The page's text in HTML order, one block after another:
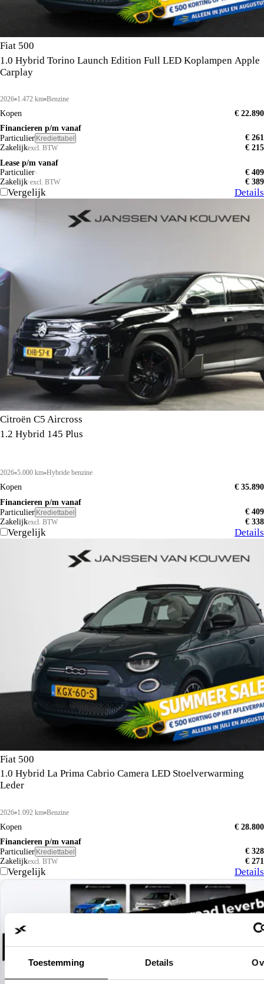
Toestemming Details
Fiat 500
1.0 Hybrid Torino Launch Edition Full LED Koplampen Apple
Carplay
2026 1.472 km Benzine
Kopen
€ 22.890
Financieren p/m vanaf
Particulier Krediettabel
€ 261
Zakelijkexcl. BTW
€ 215
Lease p/m vanaf
Particulier
€ 409
Zakelijk excl. BTW € 389
Vergelijk Details
Citroën C5 Aircross
1.2 Hybrid 145 Plus
2026 5.000 km Hybride benzine
Kopen
€ 35.890
Financieren p/m vanaf
Particulier Krediettabel
€ 409
Zakelijkexcl. BTW € 338
Vergelijk Details
Fiat 500
1.0 Hybrid La Prima Cabrio Camera LED Stoelverwarming
Leder
2026 1.092 km Benzine
Kopen
€ 28.800
Financieren p/m vanaf
Particulier Krediettabel
€ 328
Zakelijkexcl. BTW € 271
Vergelijk Details